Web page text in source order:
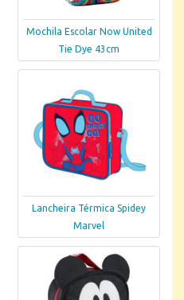
Mochila Escolar Now United
Tie Dye 43cm
Lancheira Térmica Spidey
Marvel